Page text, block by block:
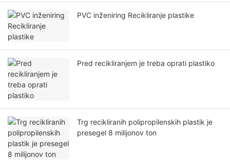
PVC inženiring Recikliranje plastike
Pred recikliranjem je treba oprati plastiko
Trg recikliranih polipropilenskih plastik je
presegel 8 milijonov ton